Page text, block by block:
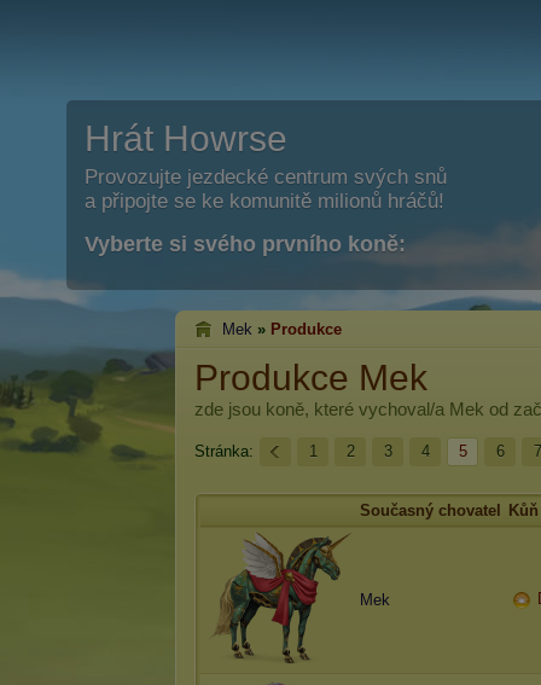
Hrát Howrse
Provozujte jezdecké centrum svých snů
a připojte se ke komunitě milionů hráčů!
Vyberte si svého prvního koně:
Mek » Produkce
Produkce Mek
zde jsou koně, které vychoval/a Mek od
Stránka: 1 2 3 4 5 6 7
Současný chovatel Kůň
Mek